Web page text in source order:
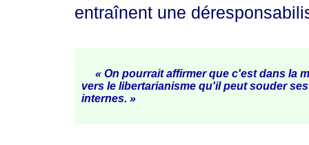
entraînent une
« On pourrait affirmer que c'est dans la
vers le libertarianisme qu'il peut souder
internes. »